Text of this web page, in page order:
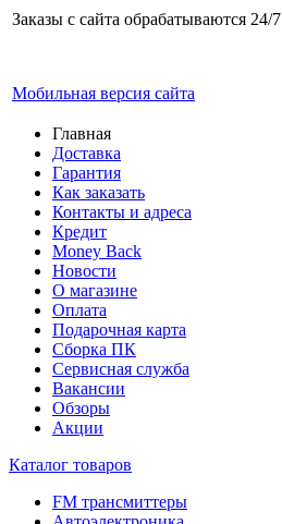
Заказы с сайта обрабатываются 24/7
Мобильная версия сайта
Главная
Доставка
Гарантия
Как заказать
Контакты и адреса
Кредит
Money Back
Новости
О магазине
Оплата
Подарочная карта
Сборка ПК
Сервисная служба
Вакансии
Обзоры
Акции
Каталог товаров
FM трансмиттеры